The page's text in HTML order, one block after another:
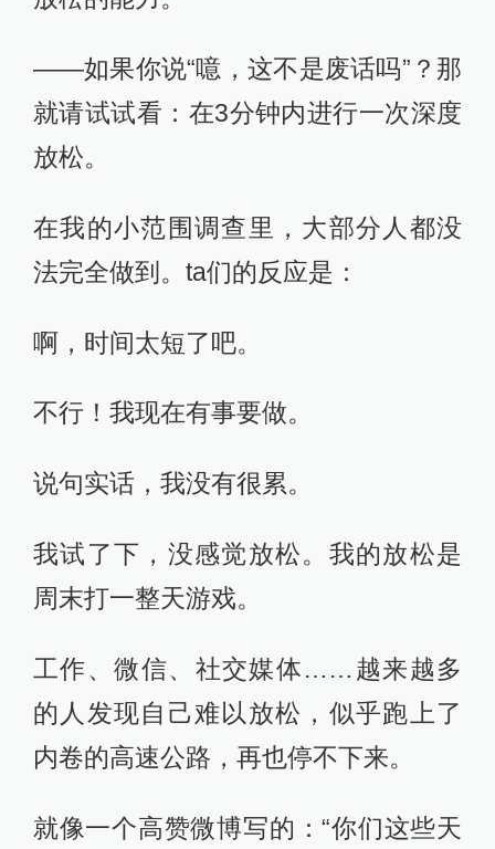
——如果你说“噫，这不是废话吗”？那
就请试试看：在3分钟内进行一次深度
放松。
在我的小范围调查里，大部分人都没
法完全做到。ta们的反应是：
啊，时间太短了吧。
不行！我现在有事要做。
说句实话，我没有很累。
我试了下，没感觉放松。我的放松是
周末打一整天游戏。
工作、微信、社交媒体……越来越多
的人发现自己难以放松，似乎跑上了
内卷的高速公路，再也停不下来。
就像一个高赞微博写的：“你们这些天